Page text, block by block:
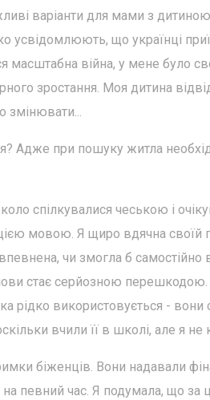
варіанти для мами з
усвідомлюють, що українці
масштабна війна, у мене було
зростання. Моя дитина
змінювати...
Адже при пошуку житла
спілкувалися чеською і
мовою. Я щиро вдячна своїй
чи змогла б самостійно
мови стає серйозною
рідко використовується - вони
вчили її в школі, але я
біженців. Вони надавали
певний час. Я подумала, що за